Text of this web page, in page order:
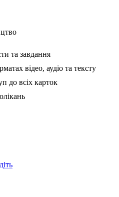
та завдання
відео, аудіо та тексту
до всіх карток